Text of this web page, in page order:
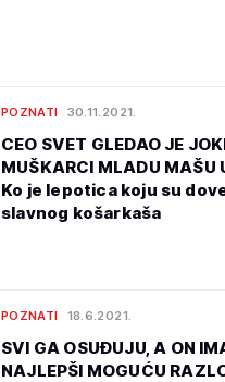
POZNATI 30.11.2021.
CEO SVET GLEDAO JE
MUŠKARCI MLADU MAŠU
Ko je lepotica koju su
slavnog košarkaša
POZNATI 18.6.2021.
SVI GA OSUĐUJU, A ON
NAJLEPŠI MOGUĆU